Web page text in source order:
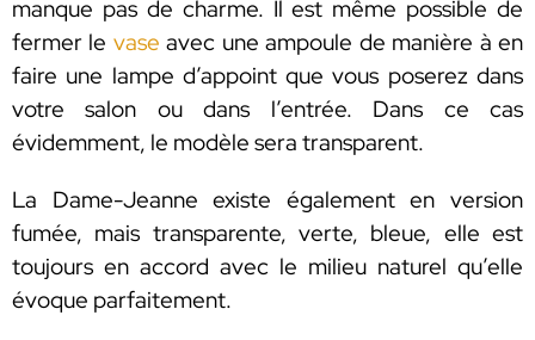
manque pas de charme. Il est même possible de
fermer le vase avec une ampoule de manière à en
faire une lampe d’appoint que vous poserez dans
votre salon ou dans l’entrée. Dans ce cas
évidemment, le modèle sera transparent.
La Dame-Jeanne existe également en version
fumée, mais transparente, verte, bleue, elle est
toujours en accord avec le milieu naturel qu’elle
évoque parfaitement.